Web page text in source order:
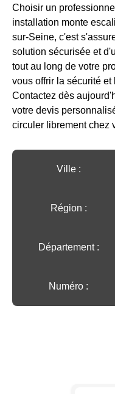
Choisir un
installation monte
sur-Seine, c'est
solution sécurisée et
tout au long de votre
vous offrir la sécurité
Contactez dès
votre devis
circuler librement chez
Ville :️
Région :️
Département :
Numéro :